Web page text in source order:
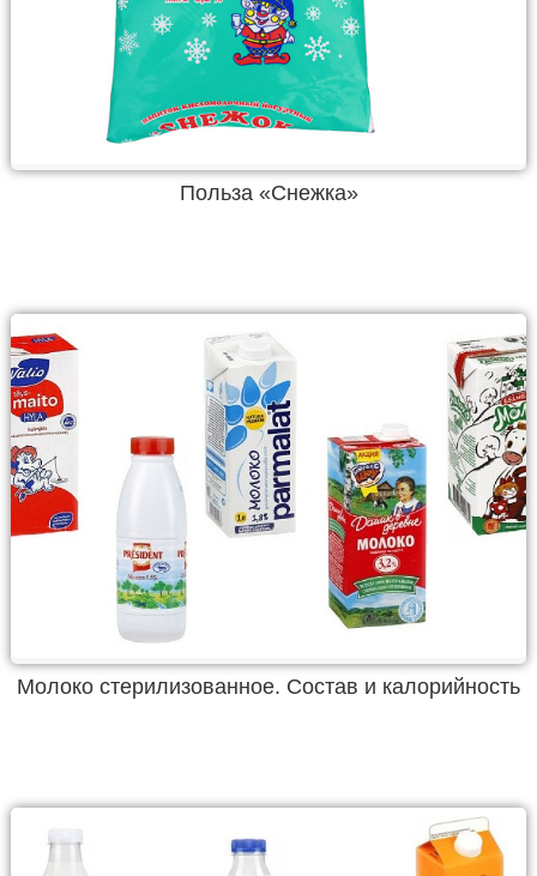
Польза «Снежка»
Молоко стерилизованное. Состав и калорийность